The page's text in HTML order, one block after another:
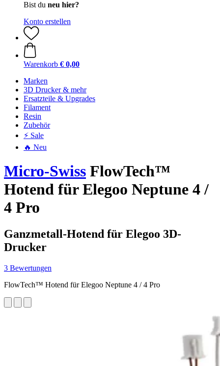
Bist du neu hier?
Konto erstellen
Warenkorb € 0,00
Marken
3D Drucker & mehr
Ersatzteile & Upgrades
Filament
Resin
Zubehör
⚡ Sale
🔥 Neu
Micro-Swiss FlowTech™
Hotend für Elegoo Neptune 4 /
4 Pro
Ganzmetall-Hotend für Elegoo 3D-
Drucker
3 Bewertungen
FlowTech™ Hotend für Elegoo Neptune 4 / 4 Pro